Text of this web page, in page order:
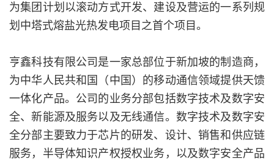
为集团计划以滚动方式开发、建设及营运的一系列规
划中塔式熔盐光热发电项目之首个项目。
亨鑫科技有限公司是一家总部位于新加坡的制造商，
为中华人民共和国（中国）的移动通信领域提供天馈
一体化产品。公司的业务分部包括数字技术及数字安
全、新能源及服务以及无线通信。数字技术及数字安
全分部主要致力于芯片的研发、设计、销售和供应链
服务，半导体知识产权授权业务，以及数字安全产品